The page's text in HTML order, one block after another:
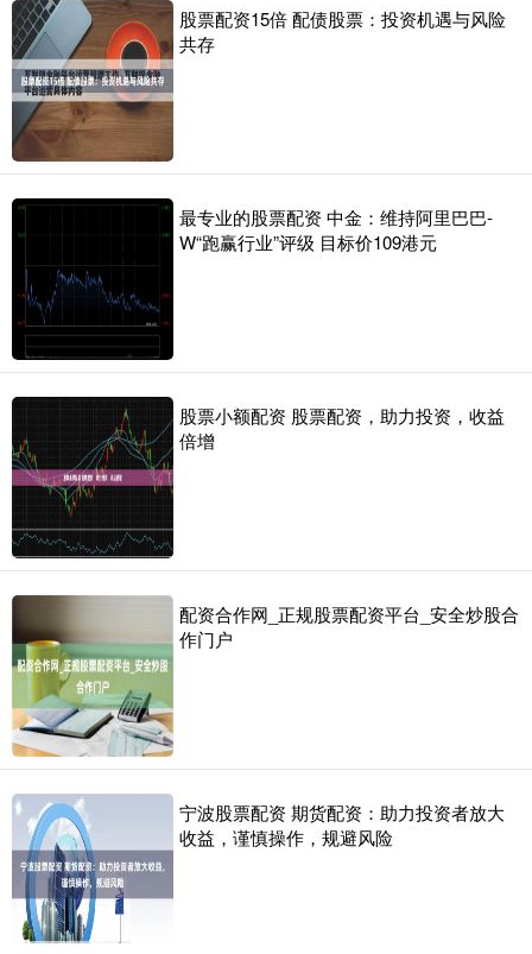
股票配资15倍 配债股票：投资机遇与风险
共存
最专业的股票配资 中金：维持阿里巴巴-
W“跑赢行业”评级 目标价109港元
股票小额配资 股票配资，助力投资，收益
倍增
配资合作网_正规股票配资平台_安全炒股合
作门户
宁波股票配资 期货配资：助力投资者放大
收益，谨慎操作，规避风险